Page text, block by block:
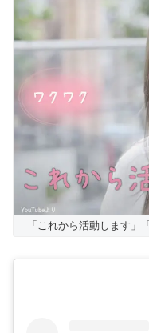
「これから活動します」